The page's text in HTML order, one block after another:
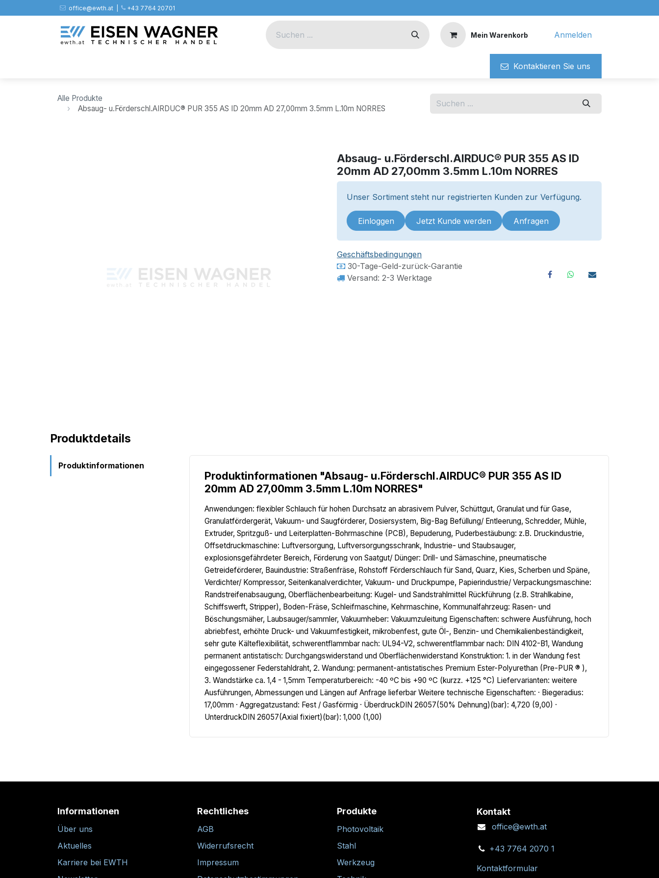
Zum Inhalt springenoffice@ewth.at | ​​​ +43 7764 20701
Mein Warenkorb Anmelden
Kontaktieren ​​Si​​e uns
Alle Produkte
Absaug- u.Förderschl.AIRDUC® PUR 355 AS ID 20mm AD 27,00mm 3.5mm L.10m NORRES
Absaug- u.Förderschl.AIRDUC® PUR 355 AS ID
20mm AD 27,00mm 3.5mm L.10m NORRES
Unser Sortiment steht nur registrierten Kunden zur Verfügung.
Einloggen Jetzt Kunde werden Anfragen
Geschäftsbedingungen
30-Tage-Geld-zurück-Garantie
Versand: 2-3 Werktage
Produktdetails
Produktinformationen
Produktinformationen "Absaug- u.Förderschl.AIRDUC® PUR 355 AS ID
20mm AD 27,00mm 3.5mm L.10m NORRES"
Anwendungen: flexibler Schlauch für hohen Durchsatz an abrasivem Pulver, Schüttgut, Granulat und für Gase,
Granulatfördergerät, Vakuum- und Saugförderer, Dosiersystem, Big-Bag Befüllung/ Entleerung, Schredder, Mühle,
Extruder, Spritzguß- und Leiterplatten-Bohrmaschine (PCB), Bepuderung, Puderbestäubung: z.B. Druckindustrie,
Offsetdruckmaschine: Luftversorgung, Luftversorgungsschrank, Industrie- und Staubsauger,
explosionsgefährdeter Bereich, Förderung von Saatgut/ Dünger: Drill- und Sämaschine, pneumatische
Getreideförderer, Bauindustrie: Straßenfräse, Rohstoff Förderschlauch für Sand, Quarz, Kies, Scherben und Späne,
Verdichter/ Kompressor, Seitenkanalverdichter, Vakuum- und Druckpumpe, Papierindustrie/ Verpackungsmaschine:
Randstreifenabsaugung, Oberflächenbearbeitung: Kugel- und Sandstrahlmittel Rückführung (z.B. Strahlkabine,
Schiffswerft, Stripper), Boden-Fräse, Schleifmaschine, Kehrmaschine, Kommunalfahrzeug: Rasen- und
Böschungsmäher, Laubsauger/sammler, Vakuumheber: Vakuumzuleitung Eigenschaften: schwere Ausführung, hoch
abriebfest, erhöhte Druck- und Vakuumfestigkeit, mikrobenfest, gute Öl-, Benzin- und Chemikalienbeständigkeit,
sehr gute Kälteflexibilität, schwerentflammbar nach: UL94-V2, schwerentflammbar nach: DIN 4102-B1, Wandung
permanent antistatisch: Durchgangswiderstand und Oberflächenwiderstand Konstruktion: 1. in der Wandung fest
eingegossener Federstahldraht, 2. Wandung: permanent-antistatisches Premium Ester-Polyurethan (Pre-PUR ® ),
3. Wandstärke ca. 1,4 - 1,5mm Temperaturbereich: -40 ºC bis +90 ºC (kurzz. +125 °C) Liefervarianten: weitere
Ausführungen, Abmessungen und Längen auf Anfrage lieferbar Weitere technische Eigenschaften: · Biegeradius:
17,00mm · Aggregatzustand: Fest / Gasförmig · ÜberdruckDIN 26057(50% Dehnung)(bar): 4,720 (9,00) ·
UnterdruckDIN 26057(Axial fixiert)(bar): 1,000 (1,00)
Informationen
Über uns
Aktuelles
Karriere bei EWTH
Rechtliches
AGB
Widerrufsrecht
Impressum
Produkte
Photovoltaik
Stahl
Werkzeug
Kontakt
office@ewth.at
+43 7764 2070 1
Kontaktformular